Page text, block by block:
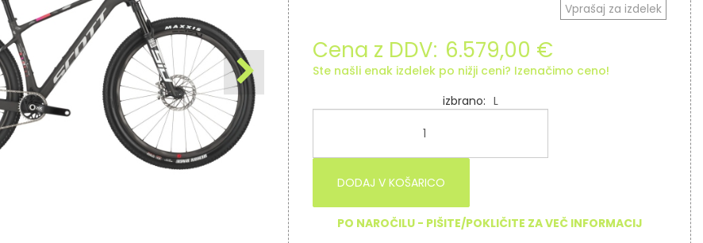
Vprašaj za izdelek
Cena z DDV: 6.579,00 €
Ste našli enak izdelek po nižji ceni? Izenačimo ceno!
izbrano
L
DODAJ V KOŠARICO
PO NAROČILU - PIŠITE/POKLIČITE ZA VEČ INFORMACIJ